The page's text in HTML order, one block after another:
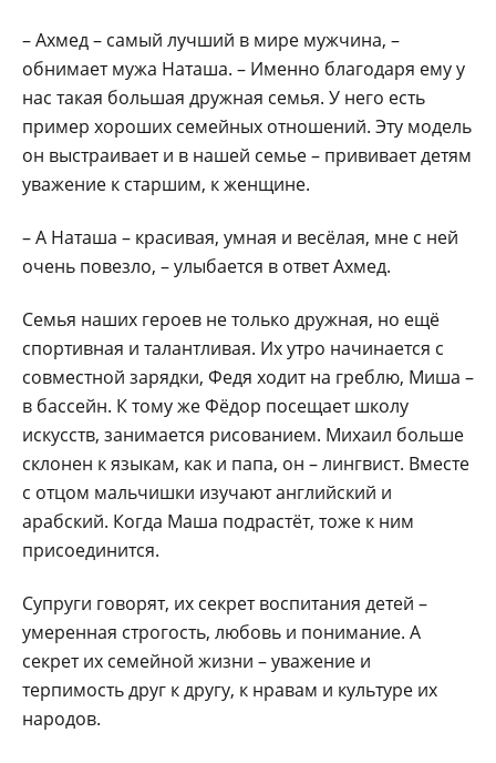
– Ахмед – самый лучший в мире мужчина, –
обнимает мужа Наташа. – Именно благодаря ему у
нас такая большая дружная семья. У него есть
пример хороших семейных отношений. Эту модель
он выстраивает и в нашей семье – прививает детям
уважение к старшим, к женщине.
– А Наташа – красивая, умная и весёлая, мне с ней
очень повезло, – улыбается в ответ Ахмед.
Семья наших героев не только дружная, но ещё
спортивная и талантливая. Их утро начинается с
совместной зарядки, Федя ходит на греблю, Миша –
в бассейн. К тому же Фёдор посещает школу
искусств, занимается рисованием. Михаил больше
склонен к языкам, как и папа, он – лингвист. Вместе
с отцом мальчишки изучают английский и
арабский. Когда Маша подрастёт, тоже к ним
присоединится.
Супруги говорят, их секрет воспитания детей –
умеренная строгость, любовь и понимание. А
секрет их семейной жизни – уважение и
терпимость друг к другу, к нравам и культуре их
народов.